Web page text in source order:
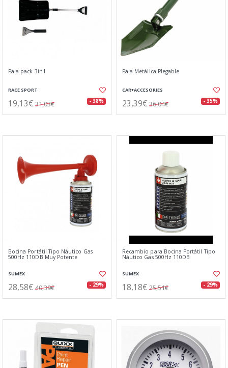
Pala pack 3in1
RACE SPORT
19,13€ 31,03€ - 38%
Pala Metálica Plegable
CAR+ACCESORIES
23,39€ 36,04€ - 35%
Bocina Portátil Tipo Náutico Gas
500Hz 110DB Muy Potente
SUMEX
28,58€ 40,39€ - 29%
Recambio para Bocina Portátil Tipo
Náutico Gas 500Hz 110DB
SUMEX
18,18€ 25,51€ - 29%